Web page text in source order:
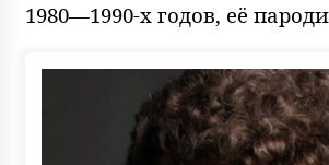
1980—1990-х годов, её